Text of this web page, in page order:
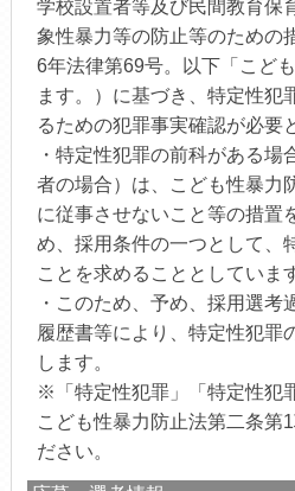
学校設置者等及び民間教育保
象性暴力等の防止等のための
6年法律第69号。以下「こど
ます。）に基づき、特定性犯
るための犯罪事実確認が必要
・特定性犯罪の前科がある場
者の場合）は、こども性暴力
に従事させないこと等の措置
め、採用条件の一つとして、
ことを求めることとしていま
・このため、予め、採用選考
履歴書等により、特定性犯罪
します。
※「特定性犯罪」「特定性犯
こども性暴力防止法第二条第
ださい。